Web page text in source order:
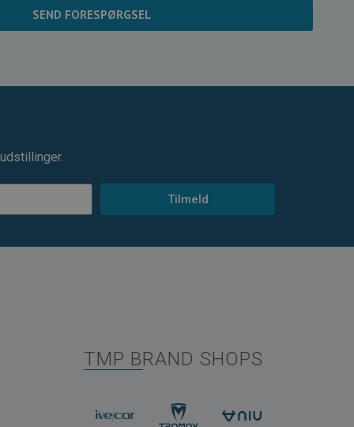
SEND FORESPØRGSEL
Tilmeld
TMP BRAND SHOPS